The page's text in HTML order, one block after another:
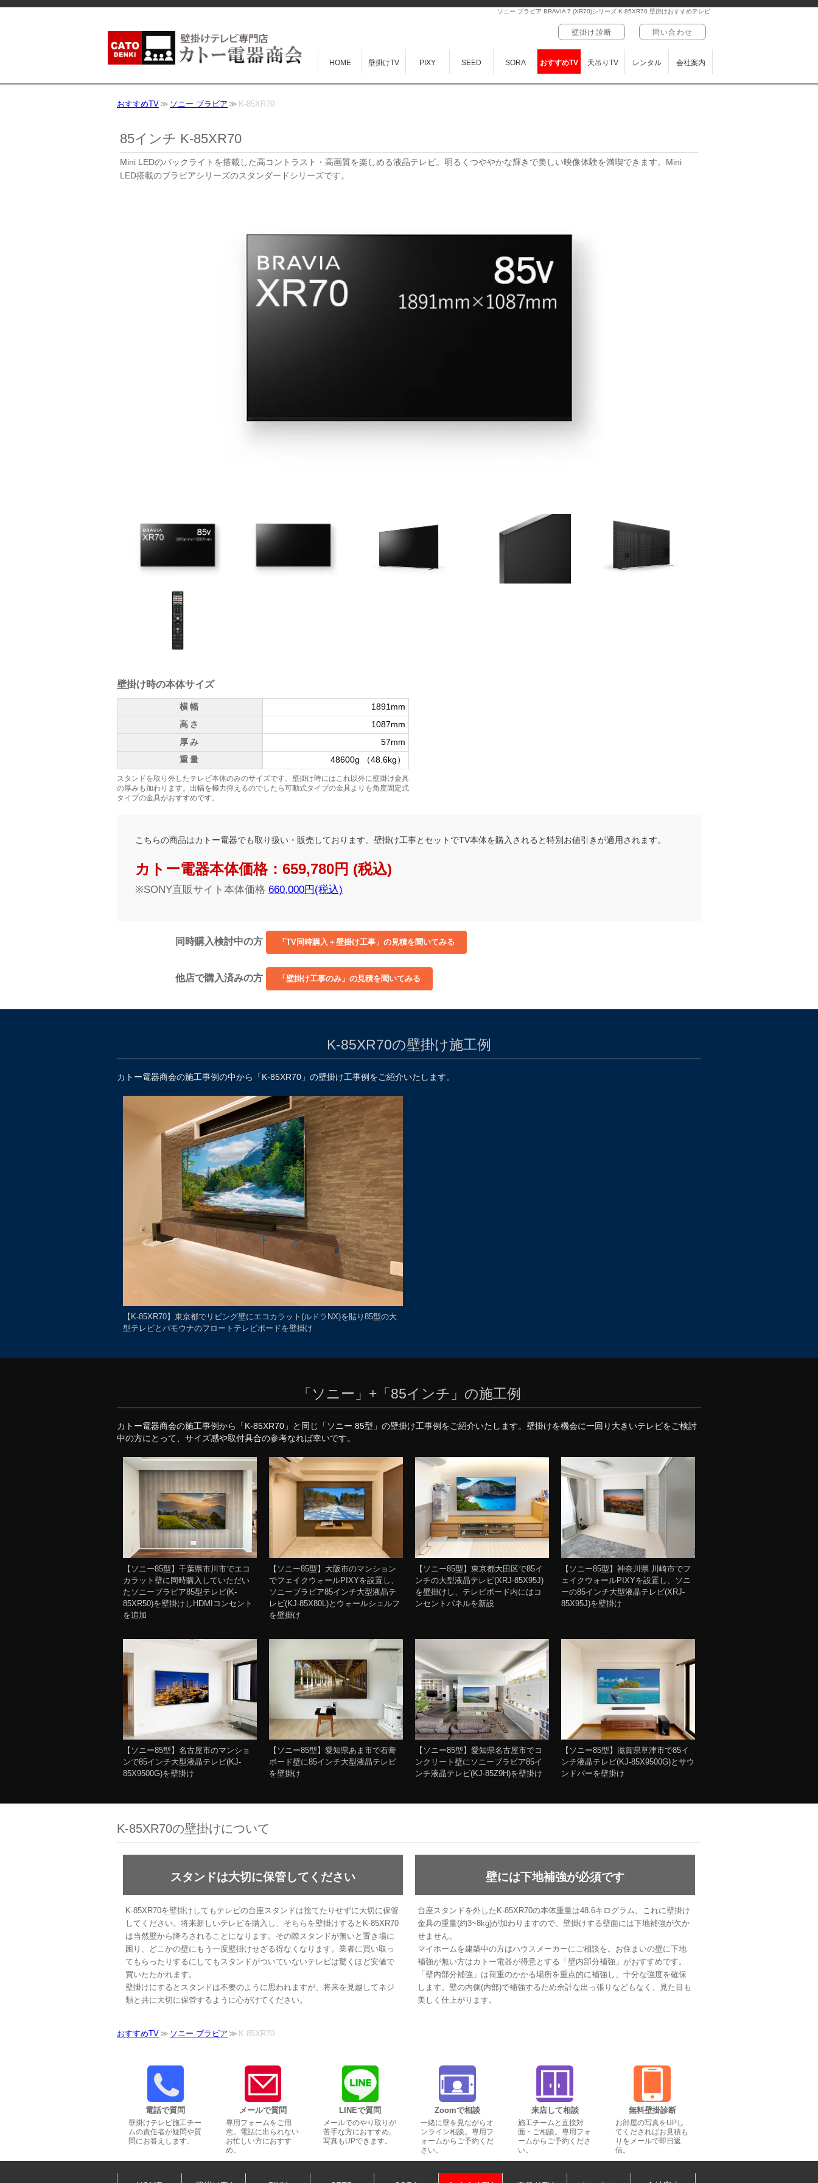
ソニー ブラビア BRAVIA 7 (XR70)シリーズ K-85XR70 壁掛けおすすめテレビ
壁掛け診断 問い合わせ
HOME 壁掛けTV PIXY SEED SORA おすすめTV 天吊りTV レンタル 会社案内
おすすめTV ソニー ブラビア K-85XR70
85インチ K-85XR70
Mini LEDのバックライトを搭載した高コントラスト・高画質を楽しめる液晶テレビ。明るくつややかな輝きで美しい映像体験を満喫できます。Mini
LED搭載のブラビアシリーズのスタンダードシリーズです。
壁掛け時の本体サイズ
スタンドを取り外したテレビ本体のみのサイズです。壁掛け時にはこれ以外に壁掛け金具
の厚みも加わります。出幅を極力抑えるのでしたら可動式タイプの金具よりも角度固定式
タイプの金具がおすすめです。
横幅
1891mm
高さ
1087mm
厚み
57mm
重量
48600g （48.6kg）
こちらの商品はカトー電器でも取り扱い・販売しております。壁掛け工事とセットでTV本体を購入されると特別お値引きが適用されます。
カトー電器本体価格：659,780円 (税込)
※SONY直販サイト本体価格 660,000円(税込)
同時購入検討中の方
他店で購入済みの方
K-85XR70の壁掛け施工例
カトー電器商会の施工事例の中から「K-85XR70」の壁掛け工事例をご紹介いたします。
【K-85XR70】東京都でリビング壁にエコカラット(ルドラNX)を貼り85型の大
型テレビとパモウナのフロートテレビボードを壁掛け
「ソニー」+「85インチ」の施工例
カトー電器商会の施工事例から「K-85XR70」と同じ「ソニー 85型」の壁掛け工事例をご紹介いたします。壁掛けを機会に一回り大きいテレビをご検討
中の方にとって、サイズ感や取付具合の参考なれば幸いです。
【ソニー85型】千葉県市川市でエコ
カラット壁に同時購入していただい
たソニーブラビア85型テレビ(K-
85XR50)を壁掛けしHDMIコンセント
を追加
【ソニー85型】大阪市のマンション
でフェイクウォールPIXYを設置し、
ソニーブラビア85インチ大型液晶テ
レビ(KJ-85X80L)とウォールシェルフ
を壁掛け
【ソニー85型】東京都大田区で85イ
ンチの大型液晶テレビ(XRJ-85X95J)
を壁掛けし、テレビボード内にはコ
ンセントパネルを新設
【ソニー85型】神奈川県 川崎市でフ
ェイクウォールPIXYを設置し、ソニ
ーの85インチ大型液晶テレビ(XRJ-
85X95J)を壁掛け
【ソニー85型】名古屋市のマンショ
ンで85インチ大型液晶テレビ(KJ-
85X9500G)を壁掛け
【ソニー85型】愛知県あま市で石膏
ボード壁に85インチ大型液晶テレビ
を壁掛け
【ソニー85型】愛知県名古屋市でコ
ンクリート壁にソニーブラビア85イ
ンチ液晶テレビ(KJ-85Z9H)を壁掛け
【ソニー85型】滋賀県草津市で85イ
ンチ液晶テレビ(KJ-85X9500G)とサウ
ンドバーを壁掛け
K-85XR70の壁掛けについて
スタンドは大切に保管してください
K-85XR70を壁掛けしてもテレビの台座スタンドは捨てたりせずに大切に保管
してください。将来新しいテレビを購入し、そちらを壁掛けするとK-85XR70
は当然壁から降ろされることになります。その際スタンドが無いと置き場に
困り、どこかの壁にもう一度壁掛けせざる得なくなります。業者に買い取っ
てもらったりするにしてもスタンドがついていないテレビは驚くほど安値で
買いたたかれます。
壁掛けにするとスタンドは不要のように思われますが、将来を見越してネジ
類と共に大切に保管するように心がけてください。
壁には下地補強が必須です
台座スタンドを外したK-85XR70の本体重量は48.6キログラム。これに壁掛け
金具の重量(約3~8kg)が加わりますので、壁掛けする壁面には下地補強が欠か
せません。
マイホームを建築中の方はハウスメーカーにご相談を。お住まいの壁に下地
補強が無い方はカトー電器が得意とする「壁内部分補強」がおすすめです。
「壁内部分補強」は荷重のかかる場所を重点的に補強し、十分な強度を確保
します。壁の内側(内部)で補強するため余計な出っ張りなどもなく、見た目も
美しく仕上がります。
おすすめTV ソニー ブラビア K-85XR70
電話で質問
壁掛けテレビ施工チー
ムの責任者が疑問や質
問にお答えします。
メールで質問
専用フォームをご用
意。電話に出られない
お忙しい方におすす
め。
LINEで質問
メールでのやり取りが
苦手な方におすすめ。
写真もUPできます。
Zoomで相談
一緒に壁を見ながらオ
ンライン相談。専用フ
ォームからご予約くだ
さい。
来店して相談
施工チームと直接対
面・ご相談。専用フォ
ームからご予約くださ
い。
無料壁掛診断
お部屋の写真をUPし
てくださればお見積も
りをメールで即日返
信。